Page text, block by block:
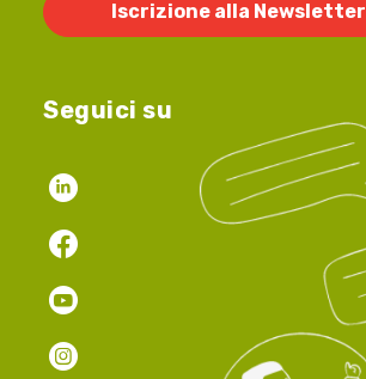
Iscrizione alla Newsletter
Seguici su